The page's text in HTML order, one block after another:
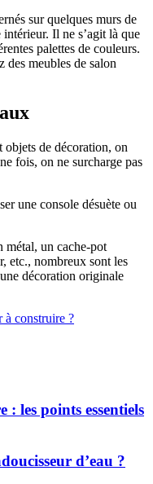
sur quelques murs de
Il ne s’agit là que
palettes de couleurs.
des meubles de salon
objets de décoration, on
fois, on ne surcharge pas
une console désuète ou
métal, un cache-pot
etc., nombreux sont les
décoration originale
à construire ?
: les points essentiels
d’eau ?